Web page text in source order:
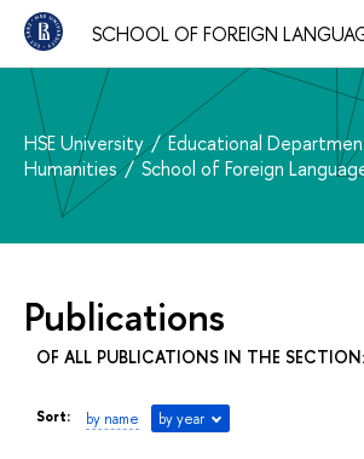
SCHOOL OF FOREIGN
HSE University Educational
Humanities
School of Foreign
Publications
OF ALL PUBLICATIONS IN THE
Sort: by name by year